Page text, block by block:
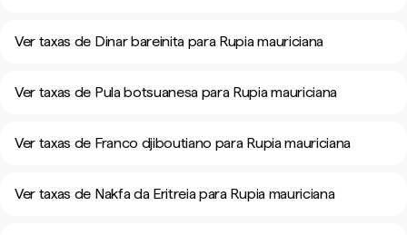
Ver taxas de Dinar bareinita para Rupia mauriciana
Ver taxas de Pula botsuanesa para Rupia mauriciana
Ver taxas de Franco djiboutiano para Rupia mauriciana
Ver taxas de Nakfa da Eritreia para Rupia mauriciana